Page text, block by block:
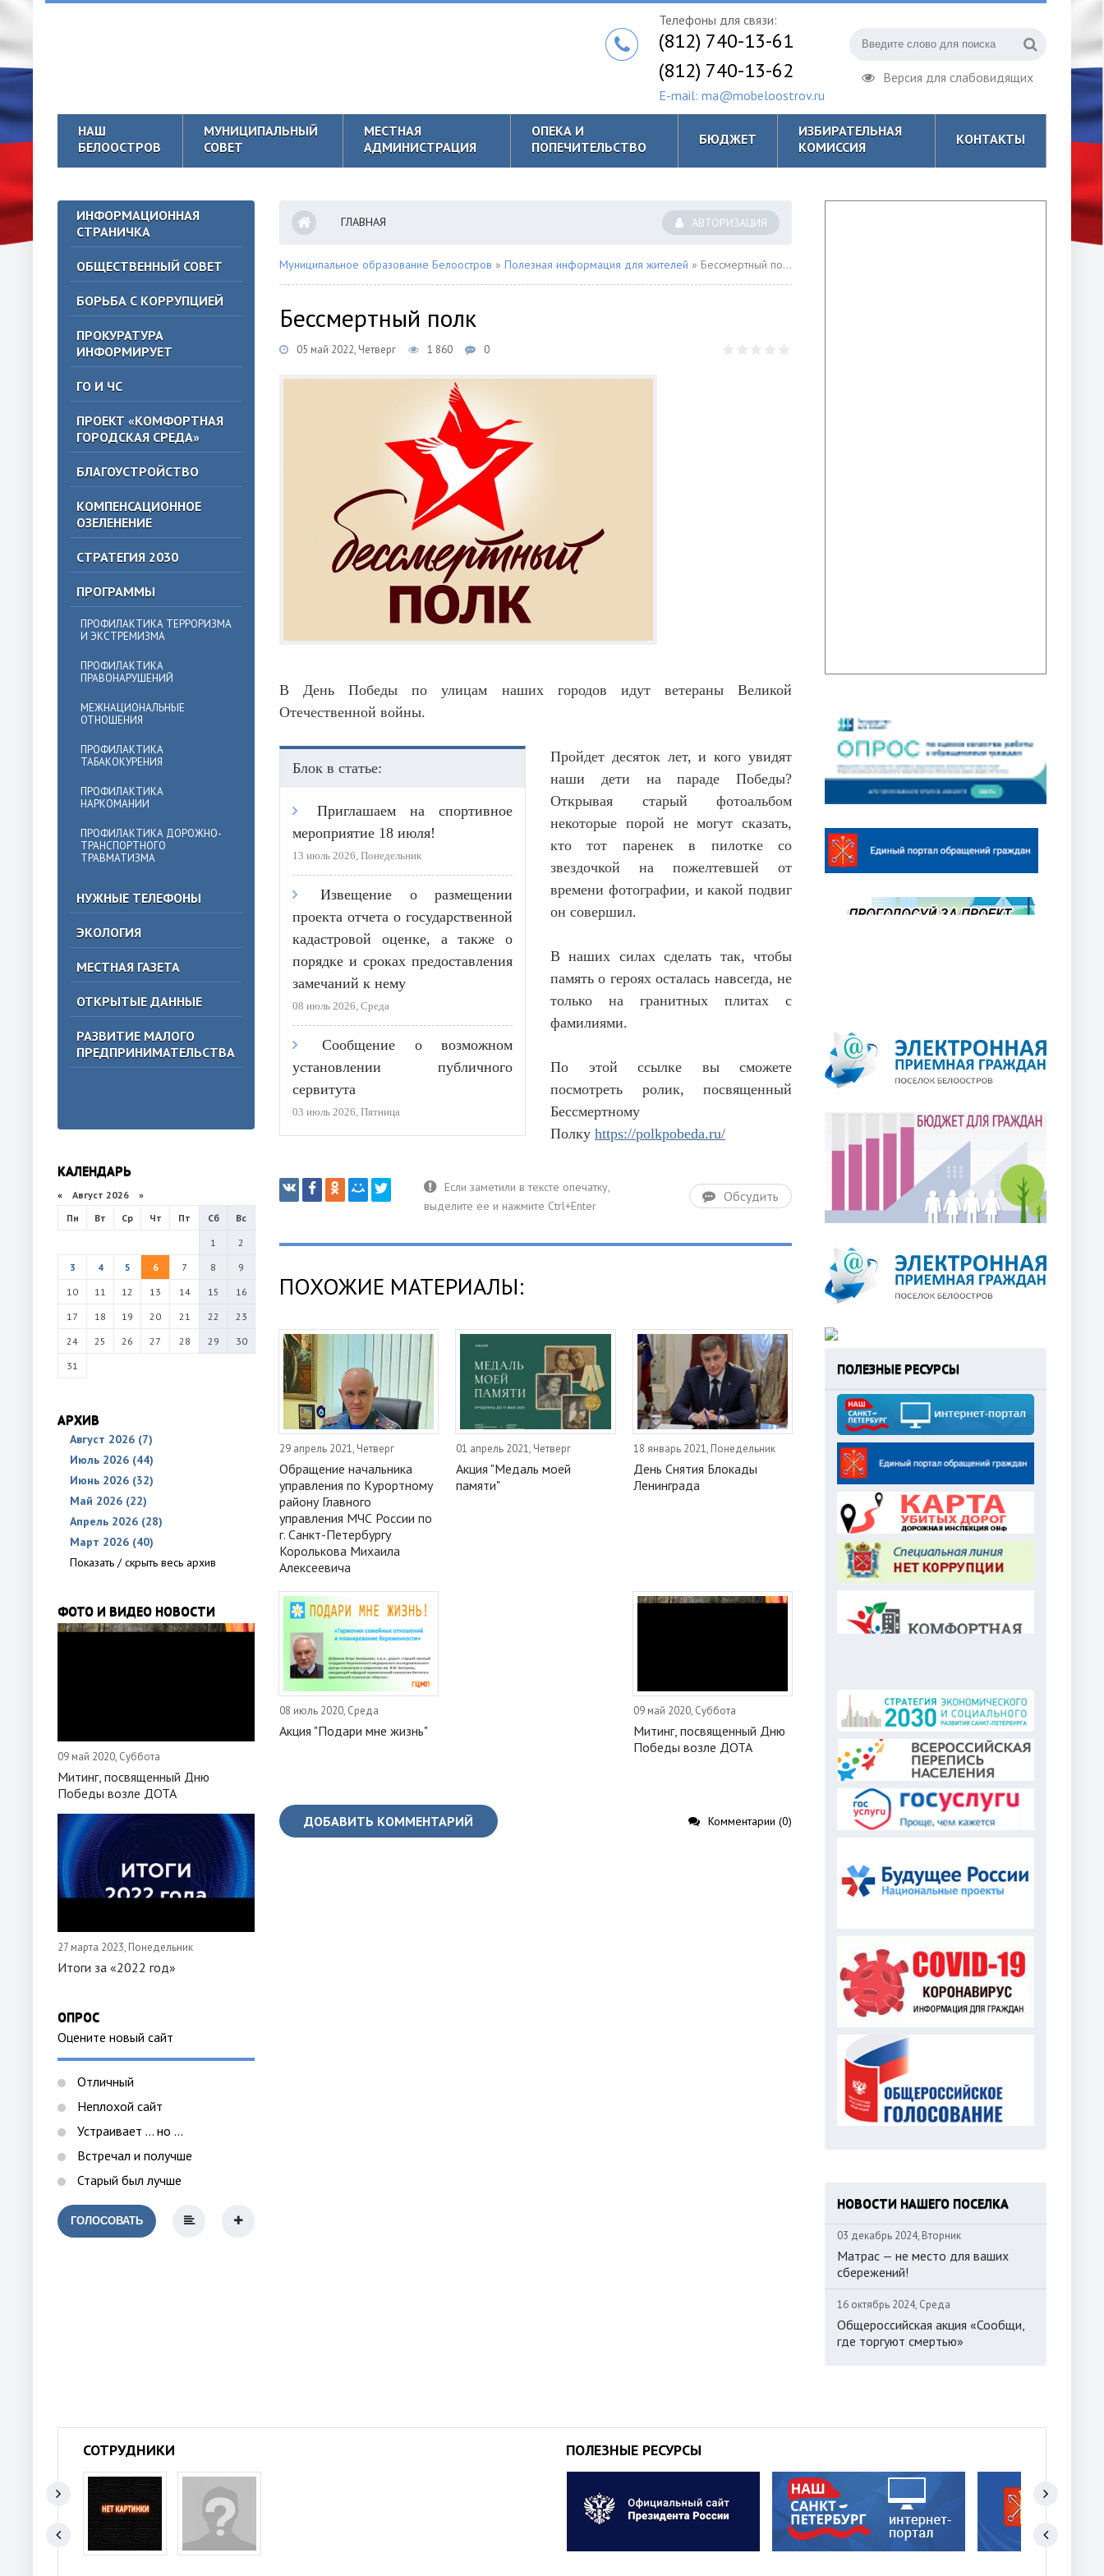
Версия для слабовидящих
Телефоны для связи:
(812) 740-13-61
(812) 740-13-62
E-mail: ma@mobeloostrov.ru
НАШ
БЕЛООСТРОВ
МУНИЦИПАЛЬНЫЙ
СОВЕТ
МЕСТНАЯ
АДМИНИСТРАЦИЯ
ОПЕКА И
ПОПЕЧИТЕЛЬСТВО
БЮДЖЕТ
ИЗБИРАТЕЛЬНАЯ
КОМИССИЯ
КОНТАКТЫ
ИНФОРМАЦИОННАЯ
СТРАНИЧКА
ОБЩЕСТВЕННЫЙ СОВЕТ
БОРЬБА С КОРРУПЦИЕЙ
ПРОКУРАТУРА
ИНФОРМИРУЕТ
ГО И ЧС
ПРОЕКТ «КОМФОРТНАЯ
ГОРОДСКАЯ СРЕДА»
БЛАГОУСТРОЙСТВО
КОМПЕНСАЦИОННОЕ
ОЗЕЛЕНЕНИЕ
СТРАТЕГИЯ 2030
ПРОГРАММЫ
ПРОФИЛАКТИКА ТЕРРОРИЗМА
И ЭКСТРЕМИЗМА
ПРОФИЛАКТИКА
ПРАВОНАРУШЕНИЙ
МЕЖНАЦИОНАЛЬНЫЕ
ОТНОШЕНИЯ
ПРОФИЛАКТИКА
ТАБАКОКУРЕНИЯ
ПРОФИЛАКТИКА
НАРКОМАНИИ
ПРОФИЛАКТИКА ДОРОЖНО-
ТРАНСПОРТНОГО
ТРАВМАТИЗМА
НУЖНЫЕ ТЕЛЕФОНЫ
ЭКОЛОГИЯ
МЕСТНАЯ ГАЗЕТА
ОТКРЫТЫЕ ДАННЫЕ
РАЗВИТИЕ МАЛОГО
ПРЕДПРИНИМАТЕЛЬСТВА
КАЛЕНДАРЬ
« Август 2026 »
Пн
Вт Ср Чт Пт Сб
Вс
1
2
3
4 5 6 7 8
9
10
11 12 13 14 15
16
17
18 19 20 21 22
23
24
25 26 27 28 29
30
31
АРХИВ
Август 2026 (7)
Июль 2026 (44)
Июнь 2026 (32)
Май 2026 (22)
Апрель 2026 (28)
Март 2026 (40)
Показать / скрыть весь архив
ФОТО И ВИДЕО НОВОСТИ
09 май 2020, Суббота
Митинг, посвященный Дню
Победы возле ДОТА
27 марта 2023, Понедельник
Итоги за «2022 год»
ОПРОС
Оцените новый сайт
Отличный
Неплохой сайт
Устраивает ... но ...
Встречал и получше
Старый был лучше
ГОЛОСОВАТЬ
ГЛАВНАЯ АВТОРИЗАЦИЯ
Муниципальное образование Белоостров » Полезная информация для жителей » Бессмертный полк
Бессмертный полк
05 май 2022, Четверг 1 860 0
В День Победы по улицам наших городов идут ветераны Великой
Отечественной войны.
Блок в статье:
Приглашаем на спортивное
мероприятие 18 июля!
13 июль 2026, Понедельник
Извещение о размещении
проекта отчета о государственной
кадастровой оценке, а также о
порядке и сроках предоставления
замечаний к нему
08 июль 2026, Среда
Сообщение о возможном
установлении публичного
сервитута
03 июль 2026, Пятница
Пройдет десяток лет, и кого увидят
наши дети на параде Победы?
Открывая старый фотоальбом
некоторые порой не могут сказать,
кто тот паренек в пилотке со
звездочкой на пожелтевшей от
времени фотографии, и какой подвиг
он совершил.
В наших силах сделать так, чтобы
память о героях осталась навсегда, не
только на гранитных плитах с
фамилиями.
По этой ссылке вы сможете
посмотреть ролик, посвященный
Бессмертному
Полку https://polkpobeda.ru/
Обсудить
ПОХОЖИЕ МАТЕРИАЛЫ:
29 апрель 2021, Четверг
Обращение начальника
управления по Курортному
району Главного
управления МЧС России по
г. Санкт-Петербургу
Королькова Михаила
Алексеевича
01 апрель 2021, Четверг
Акция "Медаль моей
памяти"
18 январь 2021, Понедельник
День Снятия Блокады
Ленинграда
08 июль 2020, Среда
Акция "Подари мне жизнь"
09 май 2020, Суббота
Митинг, посвященный Дню
Победы возле ДОТА
ДОБАВИТЬ КОММЕНТАРИЙ Комментарии (0)
ПОЛЕЗНЫЕ РЕСУРСЫ
НОВОСТИ НАШЕГО ПОСЕЛКА
03 декабрь 2024, Вторник
Матрас — не место для ваших
сбережений!
16 октябрь 2024, Среда
Общероссийская акция «Сообщи,
где торгуют смертью»
СОТРУДНИКИ ПОЛЕЗНЫЕ РЕСУРСЫ